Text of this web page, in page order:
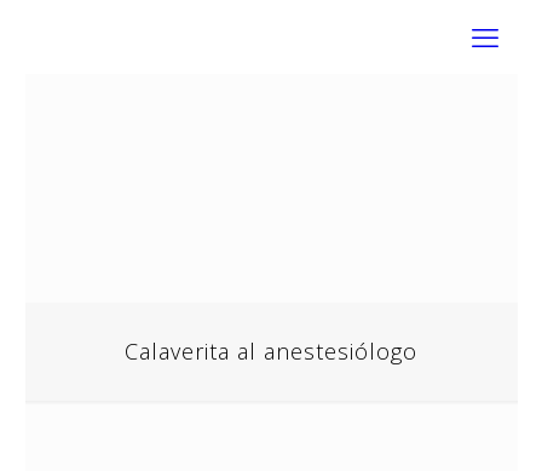
Calaverita al anestesiólogo